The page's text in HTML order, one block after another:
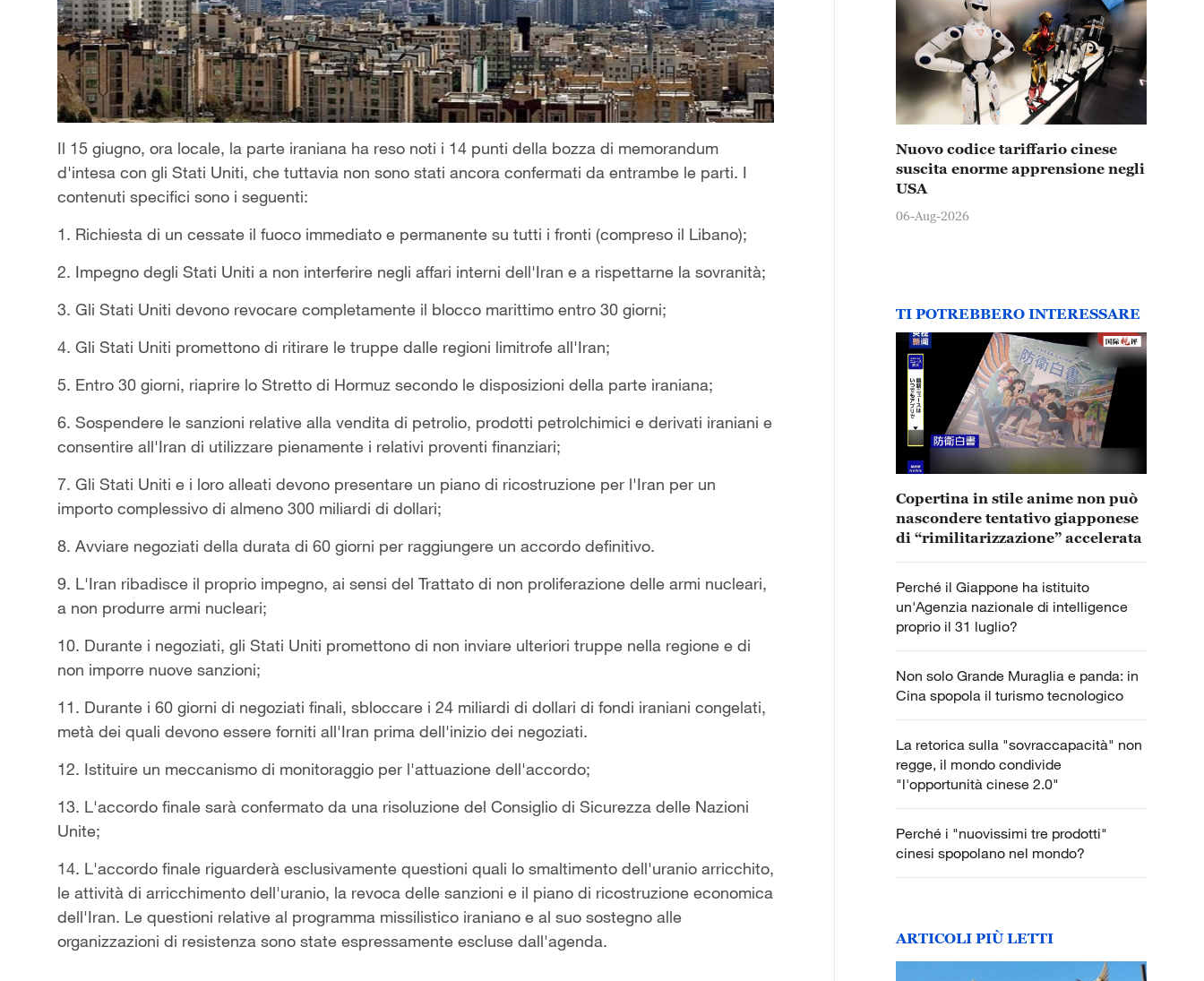
Il 15 giugno, ora locale, la parte iraniana ha reso noti i 14 punti della bozza di memorandum
d'intesa con gli Stati Uniti, che tuttavia non sono stati ancora confermati da entrambe le parti. I
contenuti specifici sono i seguenti:
1. Richiesta di un cessate il fuoco immediato e permanente su tutti i fronti (compreso il Libano);
2. Impegno degli Stati Uniti a non interferire negli affari interni dell'Iran e a rispettarne la sovranità;
3. Gli Stati Uniti devono revocare completamente il blocco marittimo entro 30 giorni;
4. Gli Stati Uniti promettono di ritirare le truppe dalle regioni limitrofe all'Iran;
5. Entro 30 giorni, riaprire lo Stretto di Hormuz secondo le disposizioni della parte iraniana;
6. Sospendere le sanzioni relative alla vendita di petrolio, prodotti petrolchimici e derivati iraniani e
consentire all'Iran di utilizzare pienamente i relativi proventi finanziari;
7. Gli Stati Uniti e i loro alleati devono presentare un piano di ricostruzione per l'Iran per un
importo complessivo di almeno 300 miliardi di dollari;
8. Avviare negoziati della durata di 60 giorni per raggiungere un accordo definitivo.
9. L'Iran ribadisce il proprio impegno, ai sensi del Trattato di non proliferazione delle armi nucleari,
a non produrre armi nucleari;
10. Durante i negoziati, gli Stati Uniti promettono di non inviare ulteriori truppe nella regione e di
non imporre nuove sanzioni;
11. Durante i 60 giorni di negoziati finali, sbloccare i 24 miliardi di dollari di fondi iraniani congelati,
metà dei quali devono essere forniti all'Iran prima dell'inizio dei negoziati.
12. Istituire un meccanismo di monitoraggio per l'attuazione dell'accordo;
13. L'accordo finale sarà confermato da una risoluzione del Consiglio di Sicurezza delle Nazioni
Unite;
14. L'accordo finale riguarderà esclusivamente questioni quali lo smaltimento dell'uranio arricchito,
le attività di arricchimento dell'uranio, la revoca delle sanzioni e il piano di ricostruzione economica
dell'Iran. Le questioni relative al programma missilistico iraniano e al suo sostegno alle
organizzazioni di resistenza sono state espressamente escluse dall'agenda.
Nuovo codice tariffario cinese
suscita enorme apprensione negli
USA
06-Aug-2026
TI POTREBBERO INTERESSARE
Copertina in stile anime non può
nascondere tentativo giapponese
di “rimilitarizzazione” accelerata
Perché il Giappone ha istituito
un'Agenzia nazionale di intelligence
proprio il 31 luglio?
Non solo Grande Muraglia e panda: in
Cina spopola il turismo tecnologico
La retorica sulla "sovraccapacità" non
regge, il mondo condivide
"l'opportunità cinese 2.0"
Perché i "nuovissimi tre prodotti"
cinesi spopolano nel mondo?
ARTICOLI PIÙ LETTI